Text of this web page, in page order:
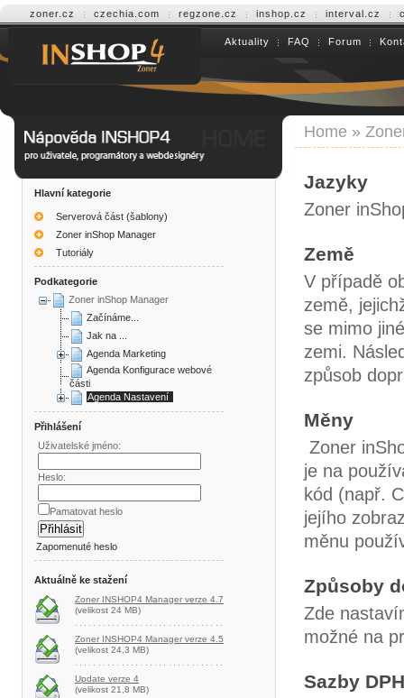
zoner.cz czechia.com regzone.cz inshop.cz interval.cz
Help INSHOP4 Aktuality FAQ Forum
Hlavní kategorie
Serverová část (šablony)
Zoner inShop Manager
Tutoriály
Podkategorie
Zoner inShop Manager
Začínáme...
Jak na ...
Agenda Marketing
Agenda Konfigurace webové
části
Agenda Nastavení
Přihlášení
Uživatelské jméno:
Heslo:
Pamatovat heslo
Zapomenuté heslo
Aktuálně ke stažení
Zoner INSHOP4 Manager verze 4.7
(velikost 24 MB)
Zoner INSHOP4 Manager verze 4.5
(velikost 24,3 MB)
Update verze 4
(velikost 21,8 MB)
Home »
Jazyky
Zoner
Země
V případě
země,
se mimo
zemi.
způsob
Měny
Zoner
je na
kód (např.
jejího
měnu
Způsoby
Zde
možné na
Sazby DPH